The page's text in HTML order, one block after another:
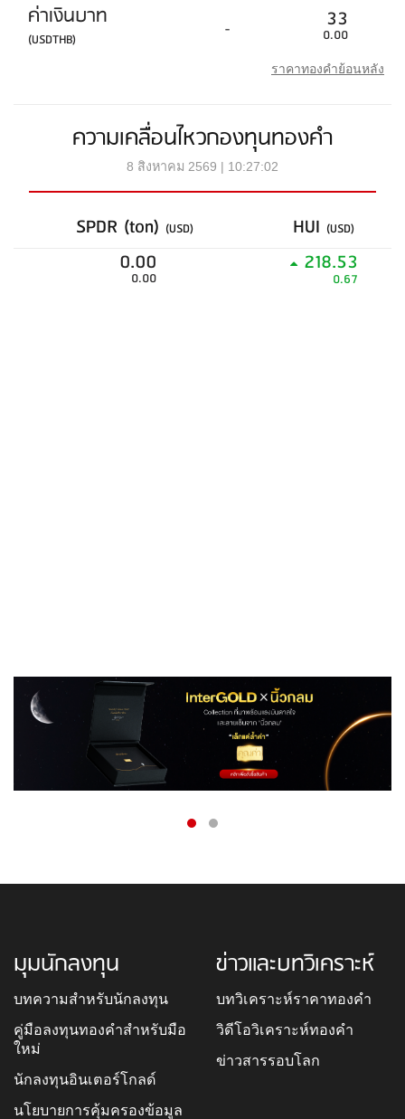
ค่าเงินบาท
(USDTHB) - 33
0.00
ราคาทองคำย้อนหลัง
ความเคลื่อนไหวกองทุนทองคำ
8 สิงหาคม 2569 | 10:27:02
SPDR (ton) (USD) HUI (USD)
0.00
0.00
218.53
0.67
มุมนักลงทุน
บทความสำหรับนักลงทุน
คู่มือลงทุนทองคำสำหรับมือ
ใหม่
นักลงทุนอินเตอร์โกลด์
นโยบายการคุ้มครองข้อมูล
ข่าวและบทวิเคราะห์
บทวิเคราะห์ราคาทองคำ
วิดีโอวิเคราะห์ทองคำ
ข่าวสารรอบโลก